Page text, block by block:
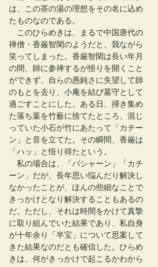
は、この茶の湯の理想をその名に込め
たものなのである。
このひらめきは、まるで中国唐代の
禅僧・香厳智閑のようだと、我ながら
笑ってしまった。香厳智閑は長い年月
の間、師に参禅するが悟りを開くこと
ができず、自らの愚鈍さに失望して師
のもとを去り、小庵を結び墓守として
過ごすことにした。ある日、掃き集め
た落ち葉を竹薮に捨てたところ、混じ
っていた小石が竹にあたって「カチー
ン」と音を立てた。その瞬間、香厳は
「ハッ」と悟り得たという。
私の場合は、「バシャーン」「カチ
ーン」だが、長年思い悩んだり解決し
なかったことが、ほんの些細なことで
きっかけとなり解決することもあるの
だ。ただし、それは時間をかけて真摯
に取り組んでいた結果であり、私自身
が十年余り「半宝」について思案して
きた結果なのだとも確信した。ひらめ
きは、何がきっかけで起こるかわから